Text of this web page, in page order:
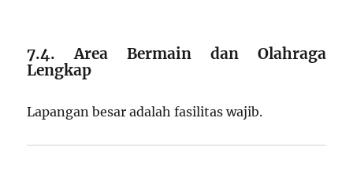
7.4. Area Bermain dan Olahraga
Lengkap
Lapangan besar adalah fasilitas wajib.